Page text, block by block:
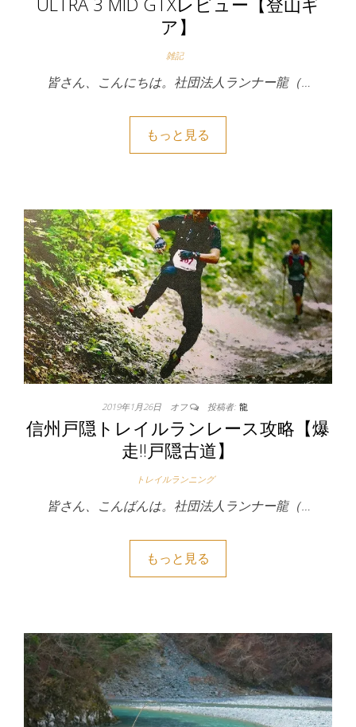
ア】
雑記
皆さん、こんにちは。社団法人ランナー龍（…
もっと見る
2019年1月26日 オフ 投稿者: 龍
信州戸隠トレイルランレース攻略【爆
走!!戸隠古道】
トレイルランニング
皆さん、こんばんは。社団法人ランナー龍（…
もっと見る